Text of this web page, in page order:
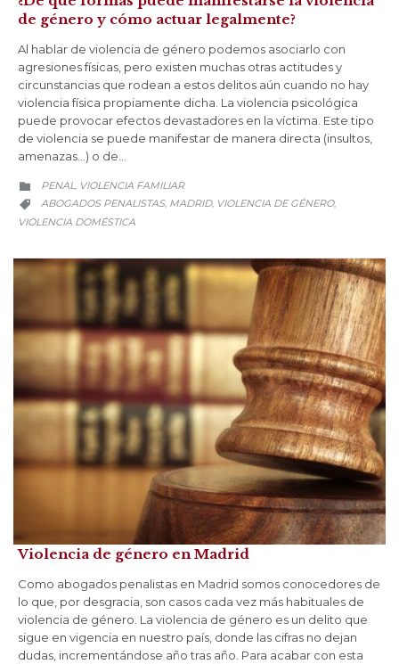
de género y cómo actuar legalmente?
Al hablar de violencia de género podemos asociarlo con
agresiones físicas, pero existen muchas otras actitudes y
circunstancias que rodean a estos delitos aún cuando no hay
violencia física propiamente dicha. La violencia psicológica
puede provocar efectos devastadores en la víctima. Este tipo
de violencia se puede manifestar de manera directa (insultos,
amenazas…) o de…
 CATEGORY
PENAL, VIOLENCIA FAMILIAR
 CATEGORY
ABOGADOS PENALISTAS, MADRID, VIOLENCIA DE GÉNERO,
VIOLENCIA DOMÉSTICA
Violencia de género en Madrid
Como abogados penalistas en Madrid somos conocedores de
lo que, por desgracia, son casos cada vez más habituales de
violencia de género. La violencia de género es un delito que
sigue en vigencia en nuestro país, donde las cifras no dejan
dudas, incrementándose año tras año. Para acabar con esta